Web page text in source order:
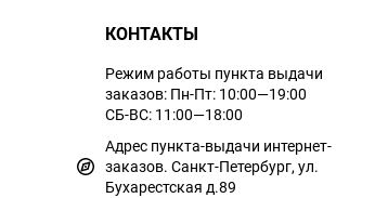
КОНТАКТЫ
Режим работы пункта выдачи
заказов: Пн-Пт: 10:00—19:00
СБ-ВС: 11:00—18:00
Адрес пункта-выдачи интернет-
заказов. Санкт-Петербург, ул.
Бухарестская д.89